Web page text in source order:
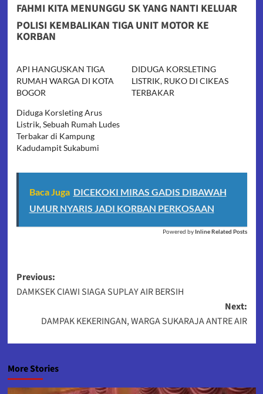
FAHMI KITA MENUNGGU SK YANG NANTI KELUAR
POLISI KEMBALIKAN TIGA UNIT MOTOR KE
KORBAN
API HANGUSKAN TIGA
RUMAH WARGA DI KOTA
BOGOR
DIDUGA KORSLETING
LISTRIK, RUKO DI CIKEAS
TERBAKAR
Diduga Korsleting Arus
Listrik, Sebuah Rumah Ludes
Terbakar di Kampung
Kadudampit Sukabumi
Baca Juga DICEKOKI MIRAS GADIS DIBAWAH
UMUR NYARIS JADI KORBAN PERKOSAAN
Powered by Inline Related Posts
Post
navigation
Previous:
DAMKSEK CIAWI SIAGA SUPLAY AIR BERSIH
Next:
DAMPAK KEKERINGAN, WARGA SUKARAJA ANTRE AIR
More Stories